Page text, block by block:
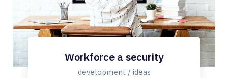
Workforce a security
development / ideas